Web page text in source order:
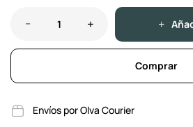
Comprar
Envíos por Olva Courier